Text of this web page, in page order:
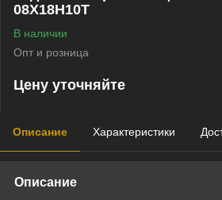
08Х18Н10Т
В наличии
Опт и розница
Цену уточняйте
Описание Характеристики
Описание